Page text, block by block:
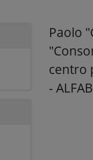
Paolo
centro
-